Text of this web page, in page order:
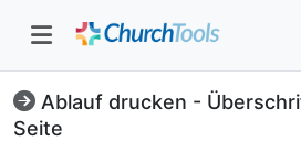
Ablauf drucken -
Seite